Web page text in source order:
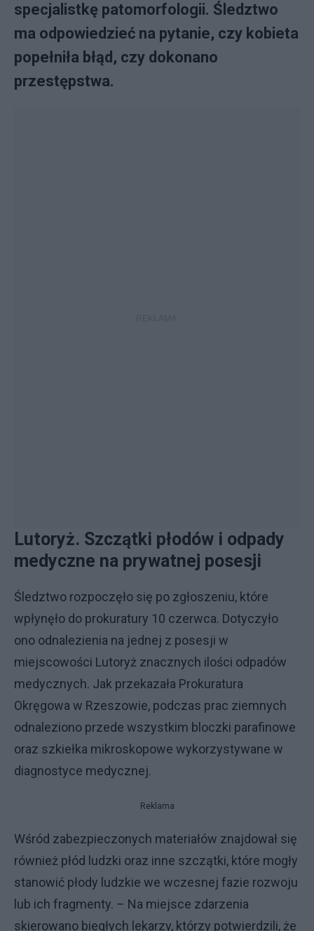
specjalistkę patomorfologii. Śledztwo
ma odpowiedzieć na pytanie, czy kobieta
popełniła błąd, czy dokonano
przestępstwa.
Lutoryż. Szczątki płodów i odpady
medyczne na prywatnej posesji
Śledztwo rozpoczęło się po zgłoszeniu, które
wpłynęło do prokuratury 10 czerwca. Dotyczyło
ono odnalezienia na jednej z posesji w
miejscowości Lutoryż znacznych ilości odpadów
medycznych. Jak przekazała Prokuratura
Okręgowa w Rzeszowie, podczas prac ziemnych
odnaleziono przede wszystkim bloczki parafinowe
oraz szkiełka mikroskopowe wykorzystywane w
diagnostyce medycznej.
Reklama
Wśród zabezpieczonych materiałów znajdował się
również płód ludzki oraz inne szczątki, które mogły
stanowić płody ludzkie we wczesnej fazie rozwoju
lub ich fragmenty. – Na miejsce zdarzenia
skierowano biegłych lekarzy, którzy potwierdzili, że